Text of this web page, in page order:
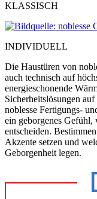
KLASSISCH
INDIVIDUELL
Die Haustüren von
auch technisch auf
energieschonende
Sicherheitslösungen
noblesse Fertigungs-
ein geborgenes Gefühl,
entscheiden.
Akzente setzen und
Geborgenheit legen.